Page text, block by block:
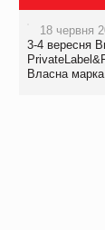
правила.
18 червня
3-4 вересня
Власна